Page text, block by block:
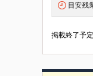
目安残
掲載終了予